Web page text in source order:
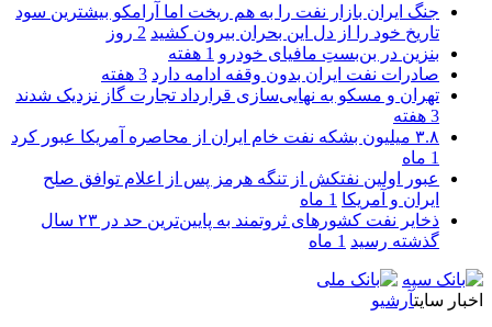
جنگ ایران بازار نفت را به هم ریخت اما آرامکو بیشترین سود
تاریخ خود را از دل این بحران بیرون کشید 2 روز
بنزین در بن‌بستِ مافیای خودرو 1 هفته
صادرات نفت ایران بدون وقفه ادامه دارد 3 هفته
تهران و مسکو به نهایی‌سازی قرارداد تجارت گاز نزدیک شدند
3 هفته
۳.۸ میلیون بشکه نفت خام ایران از محاصره آمریکا عبور کرد
1 ماه
عبور اولین نفتکش از تنگه هرمز پس از اعلام توافق صلح
ایران و آمریکا 1 ماه
ذخایر نفت کشورهای ثروتمند به پایین‌ترین حد در ۲۳ سال
گذشته رسید 1 ماه
اخبار سایتآرشیو